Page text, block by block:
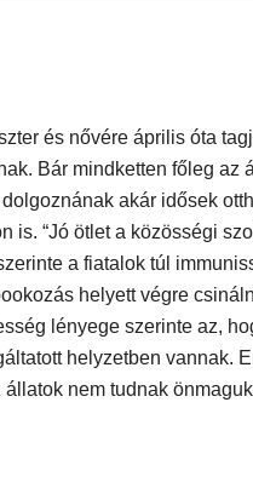
és nővére április óta
Bár mindketten főleg az
akár idősek
is. “Jó ötlet a közösségi
a fiatalok túl
helyett végre
lényege szerinte az,
helyzetben vannak.
nem tudnak